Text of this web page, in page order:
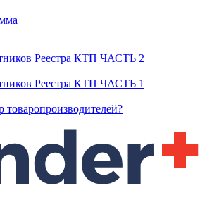
Реестра КТП ЧАСТЬ 2
Реестра КТП ЧАСТЬ 1
товаропроизводителей?